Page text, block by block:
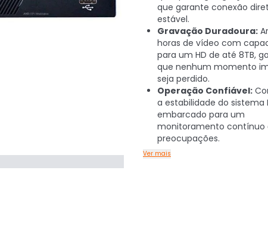
que garante conexão
estável.
Gravação Duradoura:
horas de vídeo com
para um HD de até 8TB,
que nenhum momento
seja perdido.
Operação Confiável:
a estabilidade do sistema
embarcado para um
monitoramento contínuo
preocupações.
Ver mais